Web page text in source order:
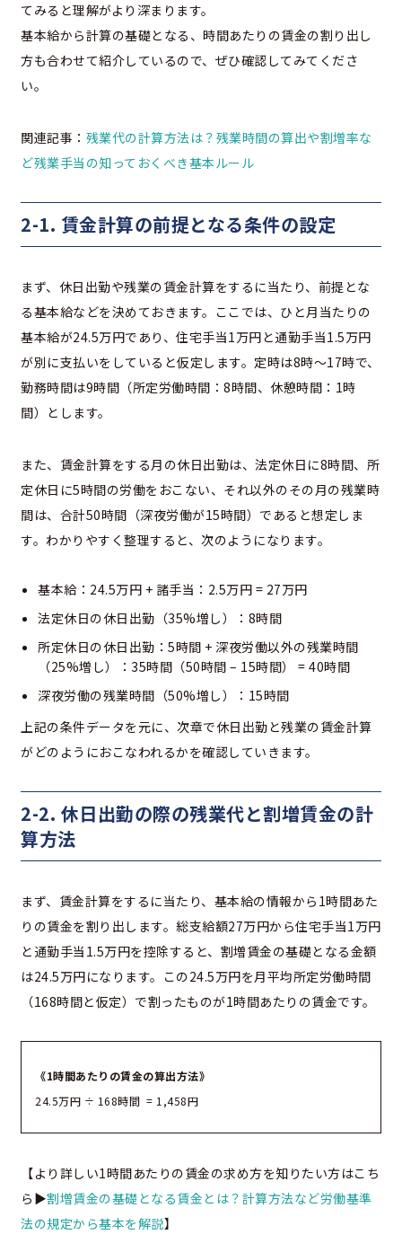
てみると理解がより深まります。
基本給から計算の基礎となる、時間あたりの賃金の割り出し
方も合わせて紹介しているので、ぜひ確認してみてくださ
い。
関連記事： 残業代の計算方法は？残業時間の算出や割増率な
ど残業手当の知っておくべき基本ルール
2-1. 賃金計算の前提となる条件の設定
まず、休日出勤や残業の賃金計算をするに当たり、前提とな
る基本給などを決めておきます。ここでは、ひと月当たりの
基本給が24.5万円であり、住宅手当1万円と通勤手当1.5万円
が別に支払いをしていると仮定します。定時は8時～17時で、
勤務時間は9時間（所定労働時間：8時間、休憩時間：1時
間）とします。
また、賃金計算をする月の休日出勤は、法定休日に8時間、所
定休日に5時間の労働をおこない、それ以外のその月の残業時
間は、合計50時間（深夜労働が15時間）であると想定しま
す。わかりやすく整理すると、次のようになります。
基本給：24.5万円 + 諸手当：2.5万円 = 27万円
法定休日の休日出勤（35%増し）：8時間
所定休日の休日出勤：5時間 + 深夜労働以外の残業時間
（25%増し）：35時間（50時間 – 15時間） = 40時間
深夜労働の残業時間（50%増し）：15時間
上記の条件データを元に、次章で休日出勤と残業の賃金計算
がどのようにおこなわれるかを確認していきます。
2-2. 休日出勤の際の残業代と割増賃金の計
算方法
まず、賃金計算をするに当たり、基本給の情報から1時間あた
りの賃金を割り出します。総支給額27万円から住宅手当1万円
と通勤手当1.5万円を控除すると、割増賃金の基礎となる金額
は24.5万円になります。この24.5万円を月平均所定労働時間
（168時間と仮定）で割ったものが1時間あたりの賃金です。
《1時間あたりの賃金の算出方法》
24.5万円 ÷ 168時間 = 1,458円
【より詳しい1時間あたりの賃金の求め方を知りたい方はこち
ら▶割増賃金の基礎となる賃金とは？計算方法など労働基準
法の規定から基本を解説】